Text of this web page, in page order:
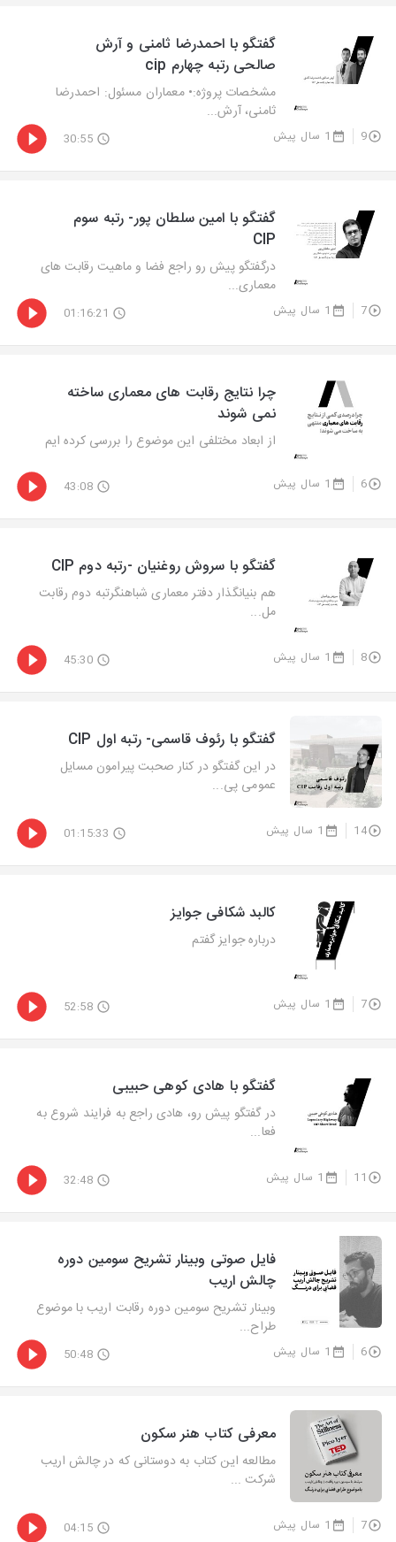
گفتگو با احمدرضا ثامنی و آرش
صالحی رتبه چهارم cip
مشخصات پروژه:• معماران مسئول: احمدرضا
ثامنی، آرش...
9 1 سال پیش 30:55
گفتگو با امین سلطان پور- رتبه سوم
CIP
درگفتگو پیش رو راجع فضا و ماهیت رقابت های
معماری...
7 1 سال پیش 01:16:21
چرا نتایج رقابت های معماری ساخته
نمی شوند
از ابعاد مختلفی این موضوع را بررسی کرده ایم
6 1 سال پیش 43:08
گفتگو با سروش روغنیان -رتبه دوم CIP
هم بنیانگذار دفتر معماری شباهنگرتبه دوم رقابت
مل...
8 1 سال پیش 45:30
گفتگو با رئوف قاسمی- رتبه اول CIP
در این گفتگو در کنار صحبت پیرامون مسایل
عمومی پی...
14 1 سال پیش 01:15:33
کالبد شکافی جوایز
درباره جوایز گفتم
7 1 سال پیش 52:58
گفتگو با هادی کوهی حبیبی
در گفتگو پیش رو، هادی راجع به فرایند شروع به
فعا...
11 1 سال پیش 32:48
فایل صوتی وبینار تشریح سومین دوره
چالش اریب
وبینار تشریح سومین دوره رقابت اریب با موضوع
طراح...
6 1 سال پیش 50:48
معرفی کتاب هنر سکون
مطالعه این کتاب به دوستانی که در چالش اریب
شرکت ...
7 1 سال پیش 04:15